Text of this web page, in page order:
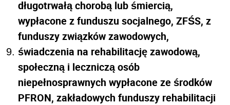
długotrwałą chorobą lub śmiercią,
wypłacone z funduszu socjalnego, ZFŚS, z
funduszy związków zawodowych,
świadczenia na rehabilitację zawodową,
społeczną i leczniczą osób
niepełnosprawnych wypłacone ze środków
PFRON, zakładowych funduszy rehabilitacji